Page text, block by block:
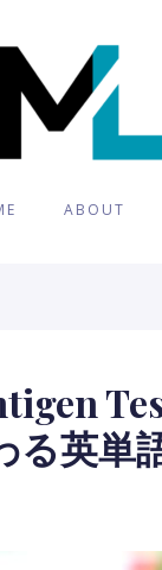
ABOUT
る英単